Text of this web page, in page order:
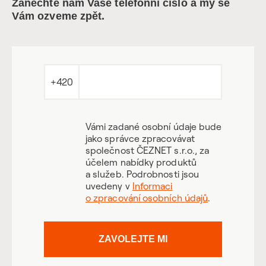
Zanechte nám Vaše telefonní číslo a my se
Vám ozveme zpět.
+420
Vámi zadané osobní údaje bude
jako správce zpracovávat
společnost ČEZNET s.r.o., za
účelem nabídky produktů
a služeb. Podrobnosti jsou
uvedeny v Informaci
o zpracování osobních údajů.
ZAVOLEJTE MI